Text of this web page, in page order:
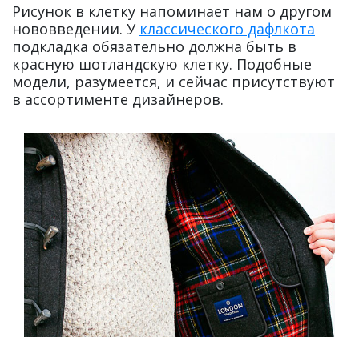
Рисунок в клетку напоминает нам о другом
нововведении. У классического дафлкота
подкладка обязательно должна быть в
красную шотландскую клетку. Подобные
модели, разумеется, и сейчас присутствуют
в ассортименте дизайнеров.